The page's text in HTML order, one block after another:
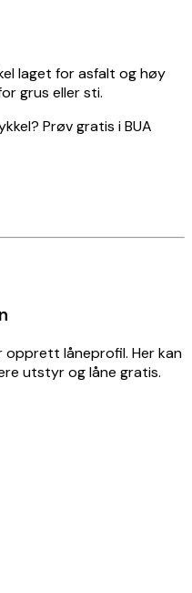
laget for asfalt og høy
grus eller sti.
Prøv gratis i BUA
opprett låneprofil. Her kan
utstyr og låne gratis.